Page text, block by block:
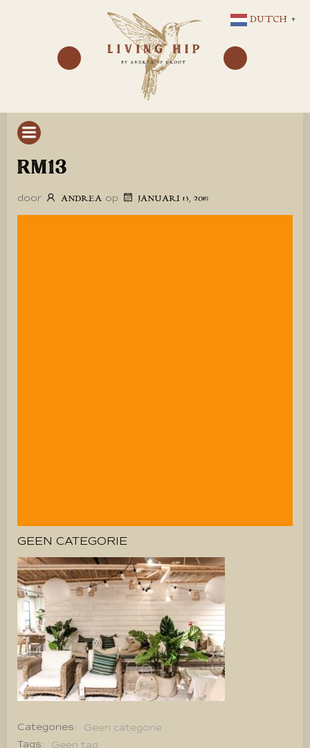
NAAR
DE
INHOUD
RM13
door ANDREA op JANUARI 13, 2019
GEEN CATEGORIE
Categories:
Geen categorie
Tags:
Geen tag
DUTCH ▼